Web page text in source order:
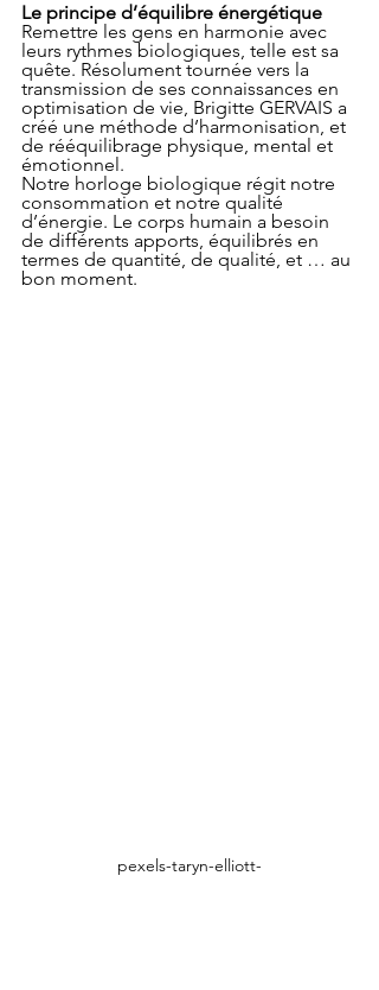
Le principe d’équilibre énergétique
Remettre les gens en harmonie avec
leurs rythmes biologiques, telle est sa
quête. Résolument tournée vers la
transmission de ses connaissances en
optimisation de vie, Brigitte GERVAIS a
créé une méthode d’harmonisation, et
de rééquilibrage physique, mental et
émotionnel.
Notre horloge biologique régit notre
consommation et notre qualité
d’énergie. Le corps humain a besoin
de différents apports, équilibrés en
termes de quantité, de qualité, et … au
bon moment.
pexels-taryn-elliott-